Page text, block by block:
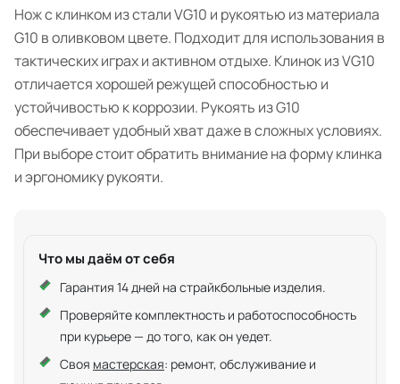
Нож с клинком из стали VG10 и рукоятью из материала
G10 в оливковом цвете. Подходит для использования в
тактических играх и активном отдыхе. Клинок из VG10
отличается хорошей режущей способностью и
устойчивостью к коррозии. Рукоять из G10
обеспечивает удобный хват даже в сложных условиях.
При выборе стоит обратить внимание на форму клинка
и эргономику рукояти.
Что мы даём от себя
Гарантия 14 дней на страйкбольные изделия.
Проверяйте комплектность и работоспособность
при курьере — до того, как он уедет.
Своя мастерская: ремонт, обслуживание и